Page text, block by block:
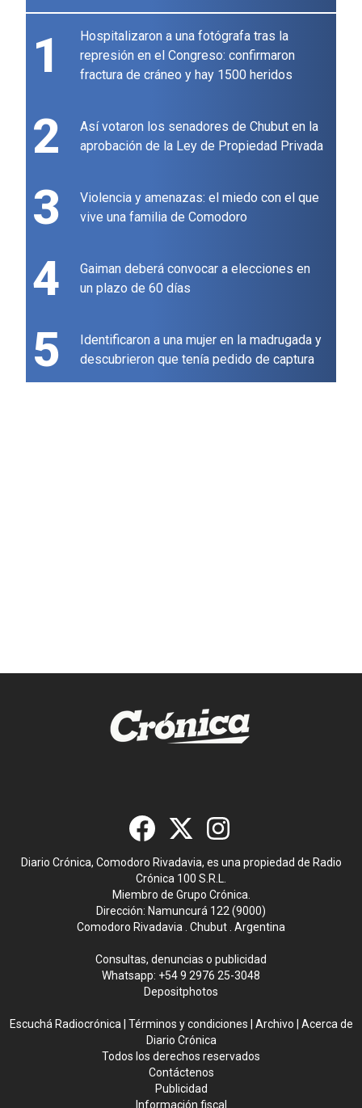
1
Hospitalizaron a una fotógrafa tras la
represión en el Congreso: confirmaron
fractura de cráneo y hay 1500 heridos
2
Así votaron los senadores de Chubut en la
aprobación de la Ley de Propiedad Privada
3
Violencia y amenazas: el miedo con el que
vive una familia de Comodoro
4
Gaiman deberá convocar a elecciones en
un plazo de 60 días
5
Identificaron a una mujer en la madrugada y
descubrieron que tenía pedido de captura
Diario Crónica, Comodoro Rivadavia, es una propiedad de Radio
Crónica 100 S.R.L.
Miembro de Grupo Crónica.
Dirección: Namuncurá 122 (9000)
Comodoro Rivadavia . Chubut . Argentina
Consultas, denuncias o publicidad
Whatsapp: +54 9 2976 25-3048
Depositphotos
Escuchá Radiocrónica Términos y condiciones Archivo
Acerca de
Diario Crónica
Todos los derechos reservados
Contáctenos
Publicidad
Información fiscal